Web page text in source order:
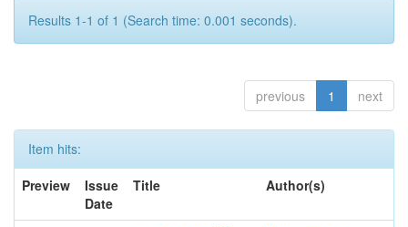
Results 1-1 of 1 (Search time: 0.001 seconds).
previous 1 next
Item hits:
Preview
Issue
Date
Title Author(s)